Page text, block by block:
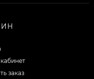
заказ